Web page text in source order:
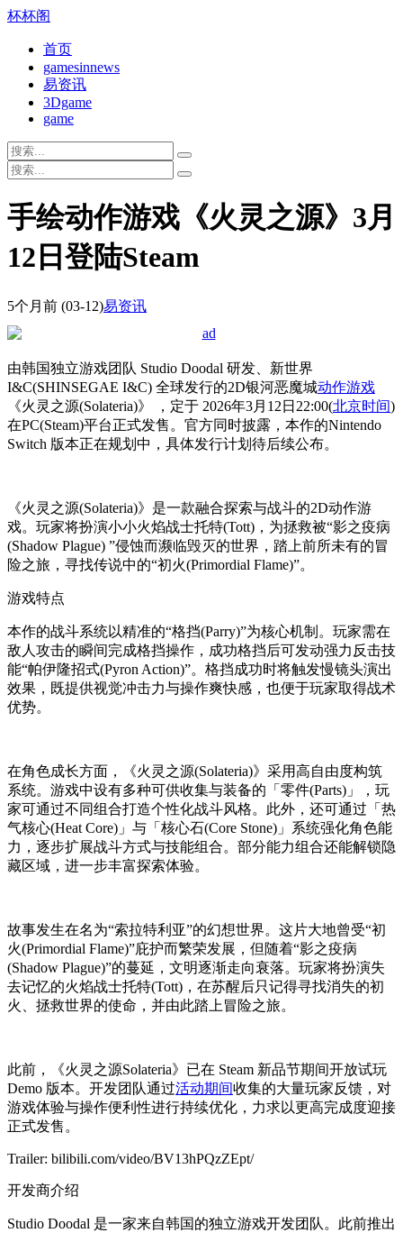
杯杯阁
首页
gamesinnews
易资讯
3Dgame
game
手绘动作游戏《火灵之源》3月
12日登陆Steam
5个月前 (03-12)易资讯
由韩国独立游戏团队 Studio Doodal 研发、新世界
I&C(SHINSEGAE I&C) 全球发行的2D银河恶魔城动作游戏
《火灵之源(Solateria)》 ，定于 2026年3月12日22:00(北京时间)
在PC(Steam)平台正式发售。官方同时披露，本作的Nintendo
Switch 版本正在规划中，具体发行计划待后续公布。
《火灵之源(Solateria)》是一款融合探索与战斗的2D动作游
戏。玩家将扮演小小火焰战士托特(Tott)，为拯救被“影之疫病
(Shadow Plague) ”侵蚀而濒临毁灭的世界，踏上前所未有的冒
险之旅，寻找传说中的“初火(Primordial Flame)”。
游戏特点
本作的战斗系统以精准的“格挡(Parry)”为核心机制。玩家需在
敌人攻击的瞬间完成格挡操作，成功格挡后可发动强力反击技
能“帕伊隆招式(Pyron Action)”。格挡成功时将触发慢镜头演出
效果，既提供视觉冲击力与操作爽快感，也便于玩家取得战术
优势。
在角色成长方面，《火灵之源(Solateria)》采用高自由度构筑
系统。游戏中设有多种可供收集与装备的「零件(Parts)」，玩
家可通过不同组合打造个性化战斗风格。此外，还可通过「热
气核心(Heat Core)」与「核心石(Core Stone)」系统强化角色能
力，逐步扩展战斗方式与技能组合。部分能力组合还能解锁隐
藏区域，进一步丰富探索体验。
故事发生在名为“索拉特利亚”的幻想世界。这片大地曾受“初
火(Primordial Flame)”庇护而繁荣发展，但随着“影之疫病
(Shadow Plague)”的蔓延，文明逐渐走向衰落。玩家将扮演失
去记忆的火焰战士托特(Tott)，在苏醒后只记得寻找消失的初
火、拯救世界的使命，并由此踏上冒险之旅。
此前，《火灵之源Solateria》已在 Steam 新品节期间开放试玩
Demo 版本。开发团队通过活动期间收集的大量玩家反馈，对
游戏体验与操作便利性进行持续优化，力求以更高完成度迎接
正式发售。
Trailer: bilibili.com/video/BV13hPQzZEpt/
开发商介绍
Studio Doodal 是一家来自韩国的独立游戏开发团队。此前推出